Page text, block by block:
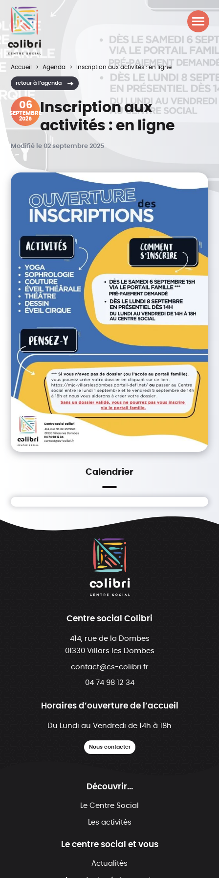
Accueil Agenda Inscription aux activités : en ligne
retour à l’agenda
06
SEPTEMBRE
2025
Inscription aux
activités : en ligne
Modifié le 02 septembre 2025
Calendrier
Centre social Colibri
414, rue de la Dombes
01330 Villars les Dombes
contact@cs-colibri.fr
04 74 98 12 34
Horaires d’ouverture de l’accueil
Du Lundi au Vendredi de 14h à 18h
Nous contacter
Découvrir...
Le Centre Social
Les activités
Le centre social et vous
Actualités